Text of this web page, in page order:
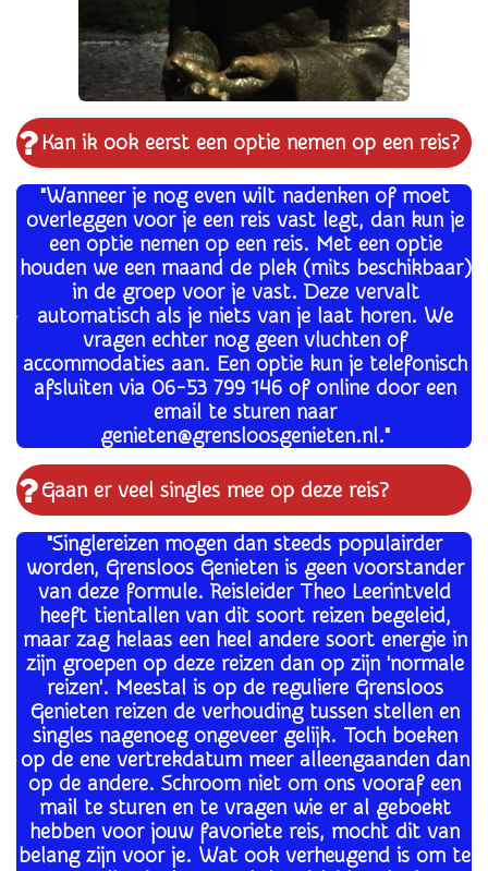
Kan ik ook eerst een optie nemen op een reis?
"Wanneer je nog even wilt nadenken of moet
overleggen voor je een reis vast legt, dan kun je
een optie nemen op een reis. Met een optie
houden we een maand de plek (mits beschikbaar)
in de groep voor je vast. Deze vervalt
automatisch als je niets van je laat horen. We
vragen echter nog geen vluchten of
accommodaties aan. Een optie kun je telefonisch
afsluiten via 06-53 799 146 of online door een
email te sturen naar
genieten@grensloosgenieten.nl."
Gaan er veel singles mee op deze reis?
"Singlereizen mogen dan steeds populairder
worden, Grensloos Genieten is geen voorstander
van deze formule. Reisleider Theo Leerintveld
heeft tientallen van dit soort reizen begeleid,
maar zag helaas een heel andere soort energie in
zijn groepen op deze reizen dan op zijn 'normale
reizen'. Meestal is op de reguliere Grensloos
Genieten reizen de verhouding tussen stellen en
singles nagenoeg ongeveer gelijk. Toch boeken
op de ene vertrekdatum meer alleengaanden dan
op de andere. Schroom niet om ons vooraf een
mail te sturen en te vragen wie er al geboekt
hebben voor jouw favoriete reis, mocht dit van
belang zijn voor je. Wat ook verheugend is om te